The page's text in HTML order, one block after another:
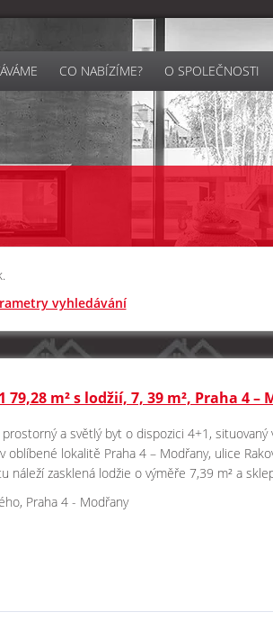
CO NABÍZÍME? O SPOLEČNOSTI
vyhledávání
79,28 m² s lodžií, 7, 39 m², Praha 4 –
a světlý byt o dispozici 4+1,
oblíbené lokalitě Praha 4 – Modřany, ulice
náleží zasklená lodžie o výměře 7,39 m² a
Praha 4 - Modřany